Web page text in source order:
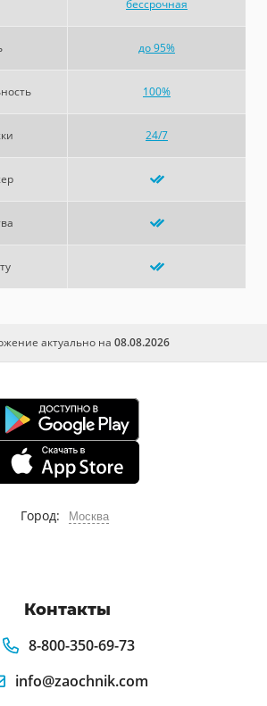
бессрочная
до 95%
100%
24/7
актуально на 08.08.2026
Город: Москва
Контакты
8-800-350-69-73
info@zaochnik.com